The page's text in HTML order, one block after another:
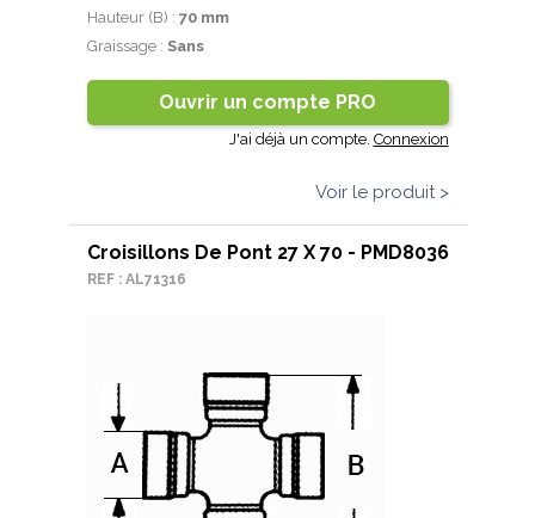
Hauteur (B) : 70 mm
Graissage : Sans
Ouvrir un compte PRO
J'ai déjà un compte. Connexion
Voir le produit >
Croisillons De Pont 27 X 70 - PMD8036
REF : AL71316